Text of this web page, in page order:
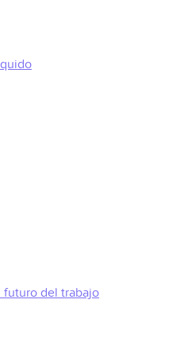
del trabajo